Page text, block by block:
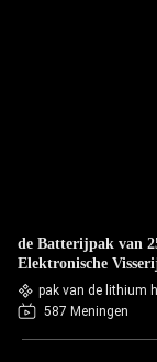
de Batterijpak van
Elektronische
pak van de lithium
587 Meningen